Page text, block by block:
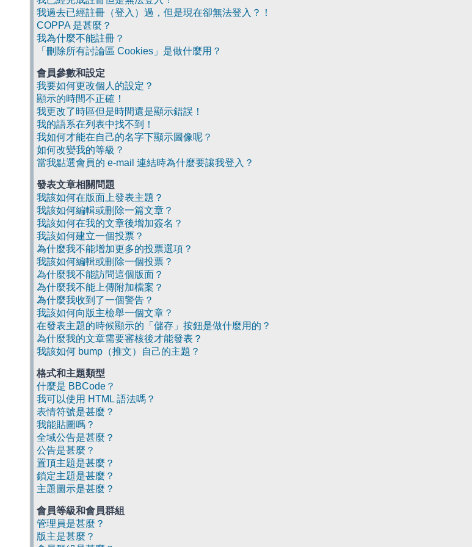
我過去已經註冊（登入）過，但是現在卻無法登入？！
COPPA 是甚麼？
我為什麼不能註冊？
「刪除所有討論區 Cookies」是做什麼用？
會員參數和設定
我要如何更改個人的設定？
顯示的時間不正確！
我更改了時區但是時間還是顯示錯誤！
我的語系在列表中找不到！
我如何才能在自己的名字下顯示圖像呢？
如何改變我的等級？
當我點選會員的 e-mail 連結時為什麼要讓我登入？
發表文章相關問題
我該如何在版面上發表主題？
我該如何編輯或刪除一篇文章？
我該如何在我的文章後增加簽名？
我該如何建立一個投票？
為什麼我不能增加更多的投票選項？
我該如何編輯或刪除一個投票？
為什麼我不能訪問這個版面？
為什麼我不能上傳附加檔案？
為什麼我收到了一個警告？
我該如何向版主檢舉一個文章？
在發表主題的時候顯示的「儲存」按鈕是做什麼用的？
為什麼我的文章需要審核後才能發表？
我該如何 bump（推文）自己的主題？
格式和主題類型
什麼是 BBCode？
我可以使用 HTML 語法嗎？
表情符號是甚麼？
我能貼圖嗎？
全域公告是甚麼？
公告是甚麼？
置頂主題是甚麼？
鎖定主題是甚麼？
主題圖示是甚麼？
會員等級和會員群組
管理員是甚麼？
版主是甚麼？